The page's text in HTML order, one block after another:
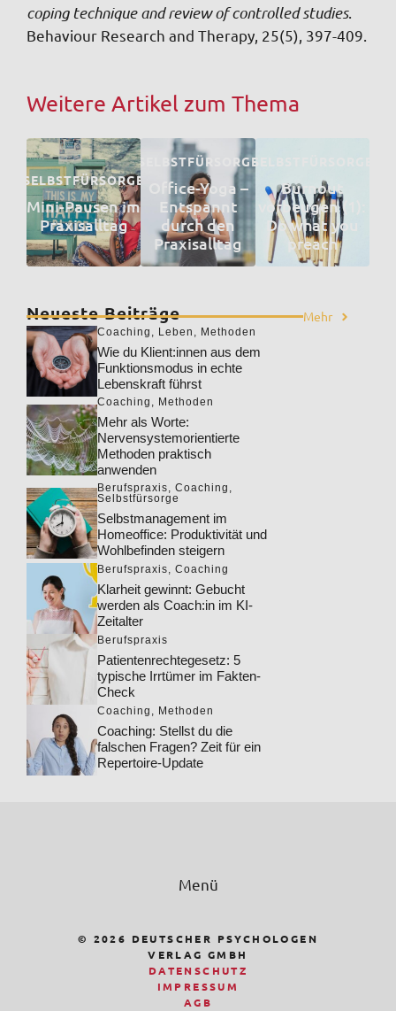
coping technique and review of controlled studies.
Behaviour Research and Therapy, 25(5), 397-409.
Weitere Artikel zum Thema
SELBSTFÜRSORGE
Mini-Pausen im
Praxisalltag
SELBSTFÜRSORGE
Office-Yoga –
Entspannt
durch den
Praxisalltag
SELBSTFÜRSORGE
Burnout
vorbeugen (1):
Do what you
preach
Neueste Beiträge Mehr
Coaching Leben Methoden
Wie du Klient:innen aus dem
Funktionsmodus in echte
Lebenskraft führst
Coaching , Methoden
Mehr als Worte:
Nervensystemorientierte
Methoden praktisch
anwenden
Berufspraxis, Coaching ,
Selbstfürsorge
Selbstmanagement im
Homeoffice: Produktivität und
Wohlbefinden steigern
Berufspraxis Coaching
Klarheit gewinnt: Gebucht
werden als Coach:in im KI-
Zeitalter
Berufspraxis
Patientenrechtegesetz: 5
typische Irrtümer im Fakten-
Check
Coaching Methoden
Coaching: Stellst du die
falschen Fragen? Zeit für ein
Repertoire-Update
Menü
© 2026 DEUTSCHER PSYCHOLOGEN
VERLAG GMBH
DATENSCHUTZ
IMPRESSUM
AGB